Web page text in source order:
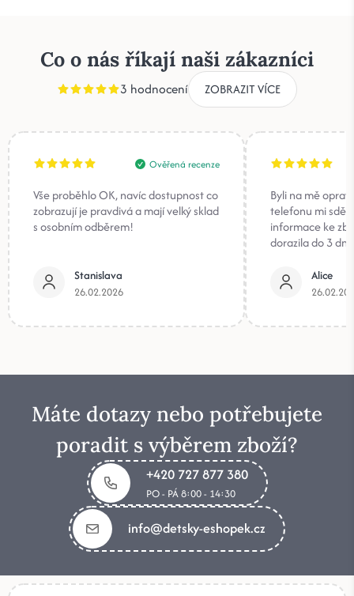
Co o nás říkají naši zákazníci
3 hodnocení ZOBRAZIT VÍCE
Ověřená recenze
Vše proběhlo OK, navíc dostupnost co
zobrazují je pravdivá a mají velký sklad
s osobním odběrem!
Stanislava
26.02.2026
Byli na mě
telefonu mi
informace ke
dorazila do 3
Alice
Máte dotazy nebo potřebujete
poradit s výběrem zboží?
+420 727 877 380
PO - PÁ 8:00 - 14:30
info@detsky-eshopek.cz